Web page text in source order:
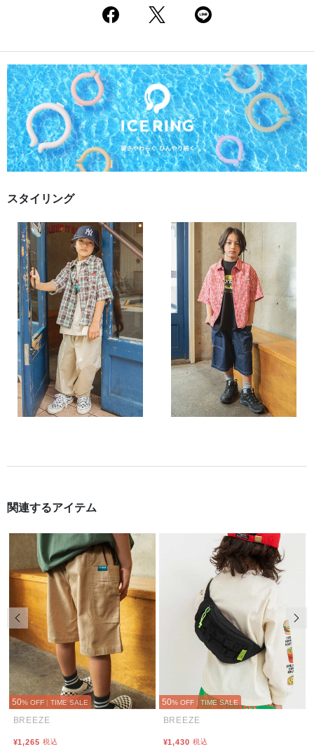
スタイリング
関連するアイテム
50% OFF | TIME SALE
BREEZE
¥1,265 税込
50% OFF | TIME SALE
BREEZE
¥1,430 税込
前の画像 次